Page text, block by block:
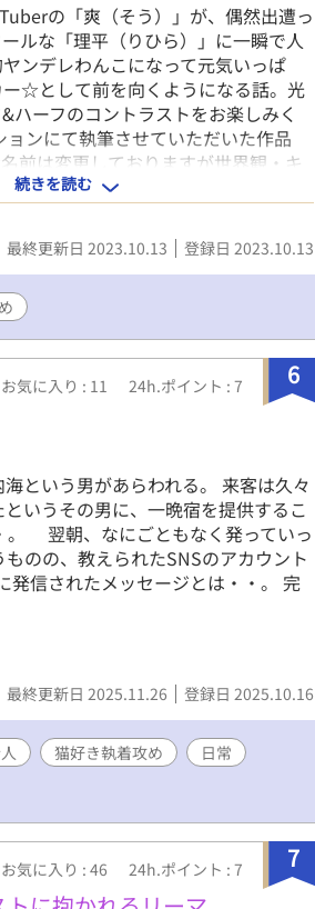
の「爽（そう）」が、偶然出遭っ
ルな「理平（りひら）」に一瞬で人
ンデレわんこになって元気いっぱ
☆として前を向くようになる話。光
ハーフのコントラストをお楽しみく
ンにて執筆させていただいた作品
前は変更しておりますが世界観・キ
主様に帰属いたします。ありがとう
ーンライトノベルズにも同作品を投
ありましたら（web拍手）
Twitter垢・返信はこちらにて
続きを読む
最終更新日 2023.10.13 登録日 2023.10.13
6
お気に入り : 11 24h.ポイント : 7
という男があらわれる。 来客は久々
いうその男に、一晩宿を提供するこ
。 翌朝、なにごともなく発っていっ
のの、教えられたSNSのアカウント
発信されたメッセージとは・・。 完
最終更新日 2025.11.26 登録日 2025.10.16
猫好き執着攻め
日常
7
お気に入り : 46 24h.ポイント : 7